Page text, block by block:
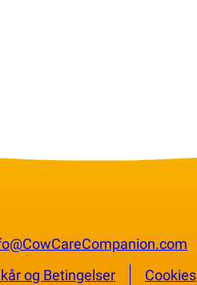
og Betingelser
Cookies